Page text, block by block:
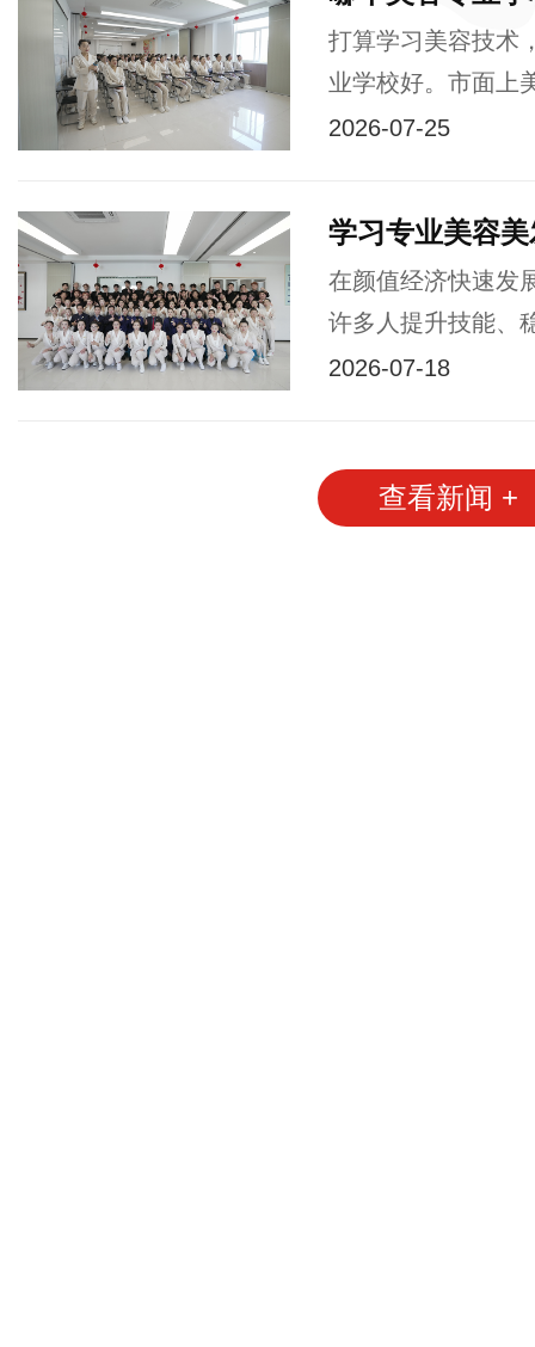
打算学习美容技术
业学校好。市面上
2026-07-25
学习专业美容
在颜值经济快速发
许多人提升技能、
2026-07-18
查看新闻 +